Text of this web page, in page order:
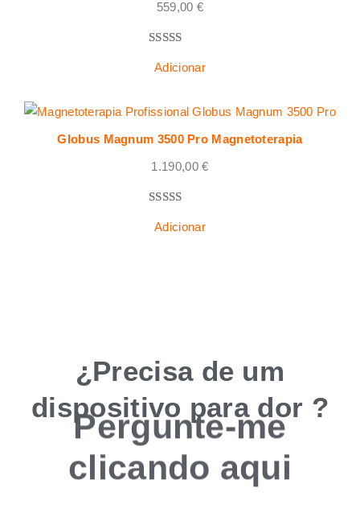
559,00 €
com5.00
base em
de clientes
Adicionar
Globus Magnum 3500 Pro Magnetoterapia
1.190,00€
com5.00
Adicionar
¿Precisa de um
dispositivo para dor ?
Pergunte-me